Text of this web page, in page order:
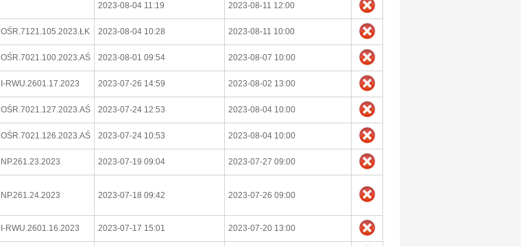
2023-08-04 11:19 2023-08-11 12:00
OŚR.7121.105.2023.ŁK 2023-08-04 10:28 2023-08-11 10:00
OŚR.7021.100.2023.AŚ 2023-08-01 09:54 2023-08-07 10:00
I-RWU.2601.17.2023 2023-07-26 14:59 2023-08-02 13:00
OŚR.7021.127.2023.AŚ 2023-07-24 12:53 2023-08-04 10:00
OŚR.7021.126.2023.AŚ 2023-07-24 10:53 2023-08-04 10:00
NP.261.23.2023 2023-07-19 09:04 2023-07-27 09:00
NP.261.24.2023 2023-07-18 09:42 2023-07-26 09:00
I-RWU.2601.16.2023 2023-07-17 15:01 2023-07-20 13:00